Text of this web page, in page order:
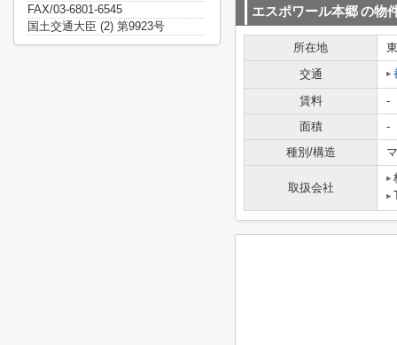
エスポワール本郷の物
所在地
交通
賃料
-
面積
-
種別/構造
取扱会社
FAX/03-6801-6545
国土交通大臣 (2) 第9923号